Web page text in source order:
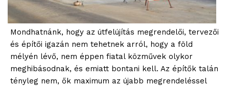
Mondhatnánk, hogy az útfelújítás megrendelői, tervezői
és építői igazán nem tehetnek arról, hogy a föld
mélyén lévő, nem éppen fiatal közművek olykor
meghibásodnak, és emiatt bontani kell. Az építők talán
tényleg nem, ők maximum az újabb megrendeléssel